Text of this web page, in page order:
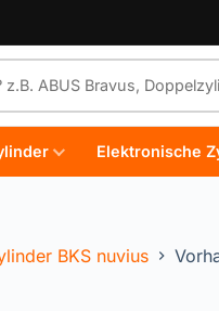
Elektronische
BKS nuvius